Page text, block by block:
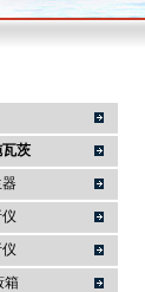
科技有限公司
茨
箱